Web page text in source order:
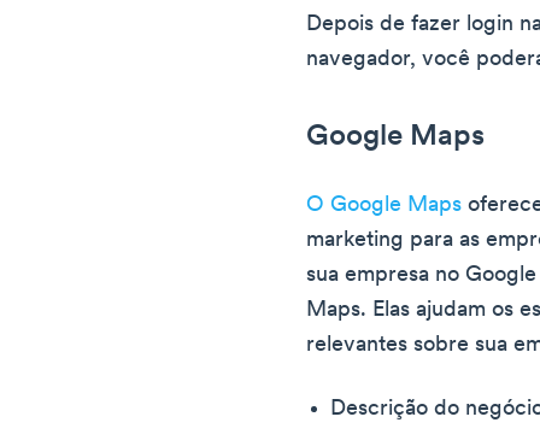
Depois de fazer login
navegador, você
Google Maps
O Google Maps
marketing para as
sua empresa no
Maps. Elas ajudam os
relevantes sobre sua
Descrição do